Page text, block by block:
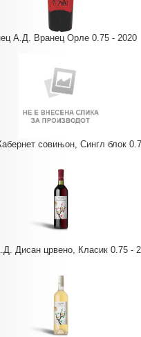
А.Д. Вранец Орле 0.75 - 2020
совињон, Сингл блок
Дисан црвено, Класик 0.75 -